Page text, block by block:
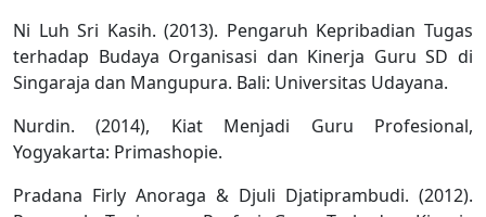
Ni Luh Sri Kasih. (2013). Pengaruh Kepribadian Tugas
terhadap Budaya Organisasi dan Kinerja Guru SD di
Singaraja dan Mangupura. Bali: Universitas Udayana.
Nurdin. (2014), Kiat Menjadi Guru Profesional,
Yogyakarta: Primashopie.
Pradana Firly Anoraga & Djuli Djatiprambudi. (2012).